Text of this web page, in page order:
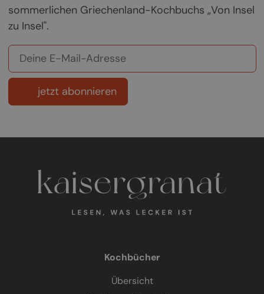
sommerlichen Griechenland-Kochbuchs „Von Insel
zu Insel".
jetzt abonnieren
Kochbücher
Übersicht